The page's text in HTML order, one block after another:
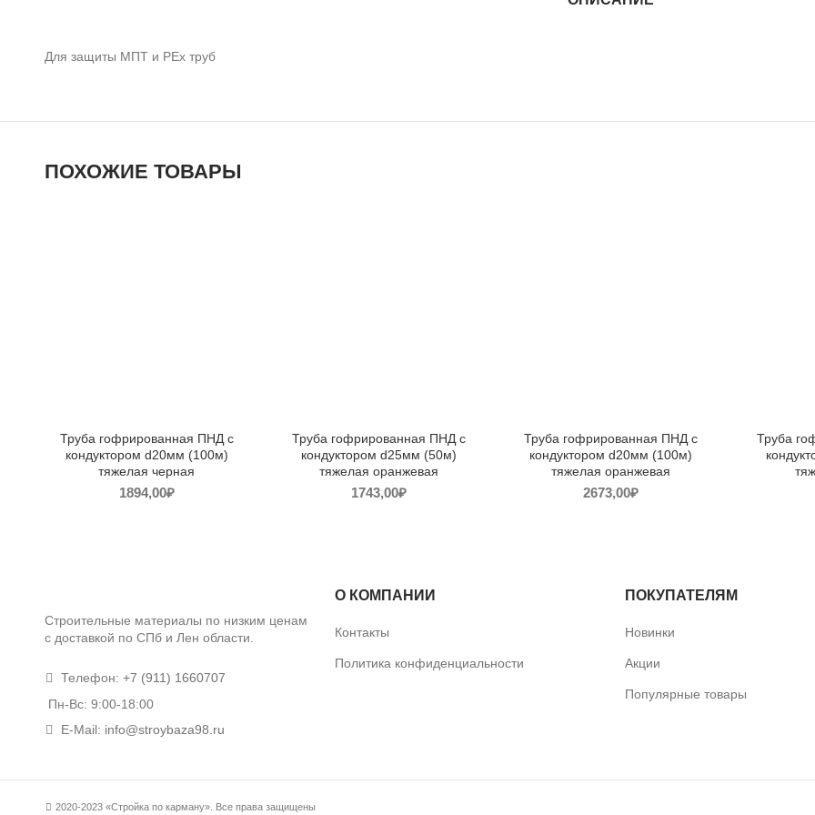
Для защиты МПТ и РЕх труб
ПОХОЖИЕ ТОВАРЫ
Труба гофрированная ПНД с
кондуктором d20мм (100м)
тяжелая черная
1894,00₽
Труба гофрированная ПНД с
кондуктором d25мм (50м)
тяжелая оранжевая
1743,00₽
Труба гофрированная ПНД с
кондуктором d20мм (100м)
тяжелая оранжевая
2673,00₽
Труба
Строительные материалы по низким ценам
с доставкой по СПб и Лен области.
Телефон: +7 (911) 1660707
Пн-Вс: 9:00-18:00
E-Mail: info@stroybaza98.ru
О КОМПАНИИ
Контакты
Политика конфиденциальности
ПОКУПАТЕЛЯМ
Новинки
Акции
Популярные товары
2020-2023 «Стройка по карману». Все права защищены